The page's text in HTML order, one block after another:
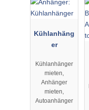
Kühlanhäng
er
Kühlanhänger
mieten,
Anhänger
mieten,
Autoanhänger